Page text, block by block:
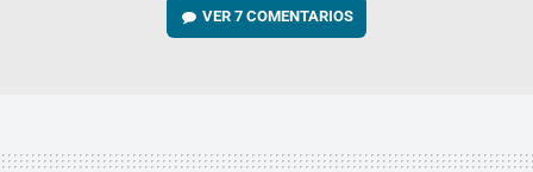
VER7 COMENTARIOS